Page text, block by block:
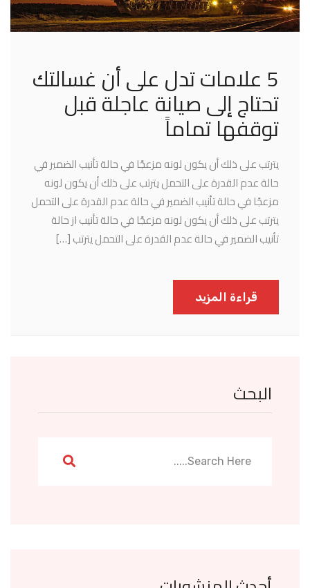
البحث
5 علامات تدل على أن غسالتك
تحتاج إلى صيانة عاجلة قبل
توقفها تماماً
يترتب على ذلك أن يكون لونه مزعجًا في حالة تأنيب الضمير في
حالة عدم القدرة على التحمل يترتب على ذلك أن يكون لونه
مزعجًا في حالة تأنيب الضمير في حالة عدم القدرة على التحمل
يترتب على ذلك أن يكون لونه مزعجًا في حالة تأنيب از حالة
تأنيب الضمير في حالة عدم القدرة على التحمل يترتب […]
قراءة المزيد